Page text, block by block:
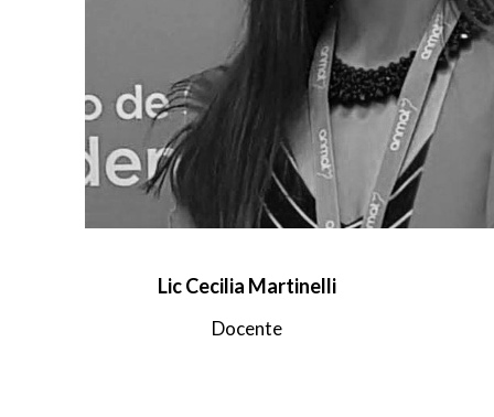
Lic Cecilia Martinelli
Docente